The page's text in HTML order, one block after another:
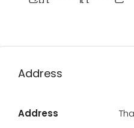
Address
Address